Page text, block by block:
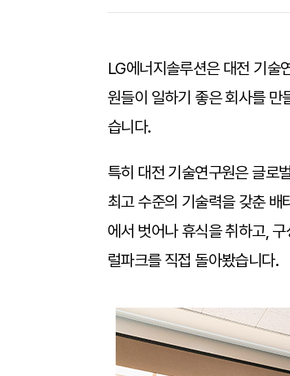
LG에너지솔루션은 대전 기술
원들이 일하기 좋은 회사를 만
습니다.
특히 대전 기술연구원은 글로
최고 수준의 기술력을 갖춘
에서 벗어나 휴식을 취하고,
럴파크를 직접 돌아봤습니다.